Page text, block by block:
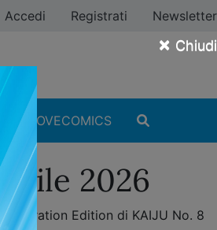
× Chiudi
Accedi Registrati Newsletter
#ILOVECOMICS
2026
Celebration Edition di KAIJU No. 8